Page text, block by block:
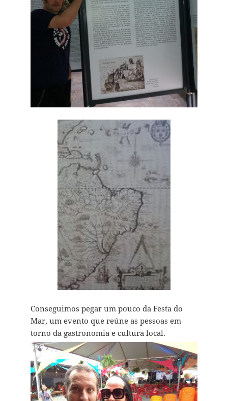
Conseguimos pegar um pouco da Festa do
Mar, um evento que reúne as pessoas em
torno da gastronomia e cultura local.